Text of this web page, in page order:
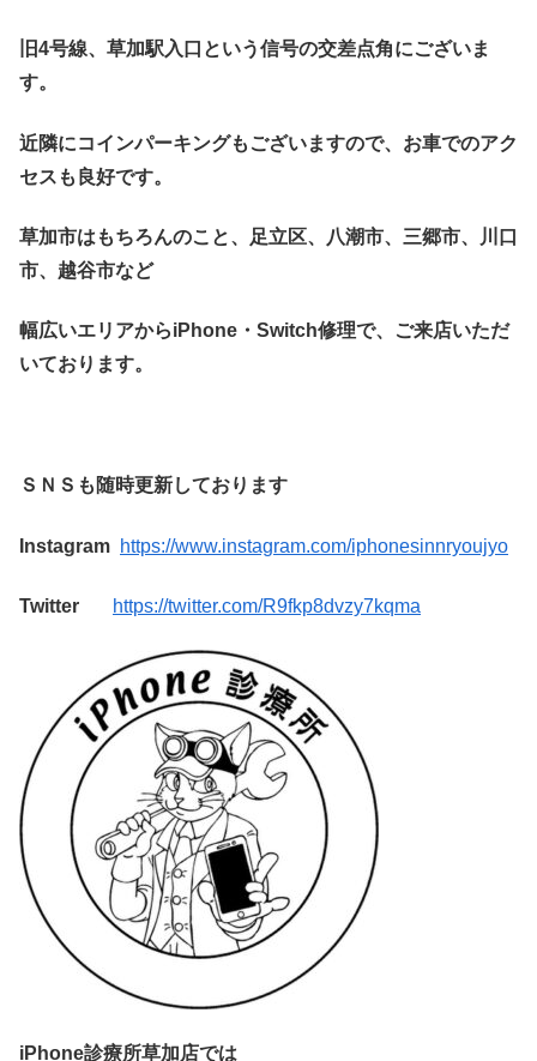
旧4号線、草加駅入口という信号の交差点角にございま
す。
近隣にコインパーキングもございますので、お車でのアク
セスも良好です。
草加市はもちろんのこと、足立区、八潮市、三郷市、川口
市、越谷市など
幅広いエリアからiPhone・Switch修理で、ご来店いただ
いております。
ＳＮＳも随時更新しております
Instagram https://www.instagram.com/iphonesinnryoujyo
Twitter https://twitter.com/R9fkp8dvzy7kqma
iPhone診療所草加店では